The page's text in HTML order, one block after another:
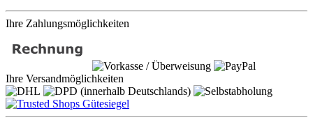
Ihre Zahlungsmöglichkeiten
Ihre Versandmöglichkeiten